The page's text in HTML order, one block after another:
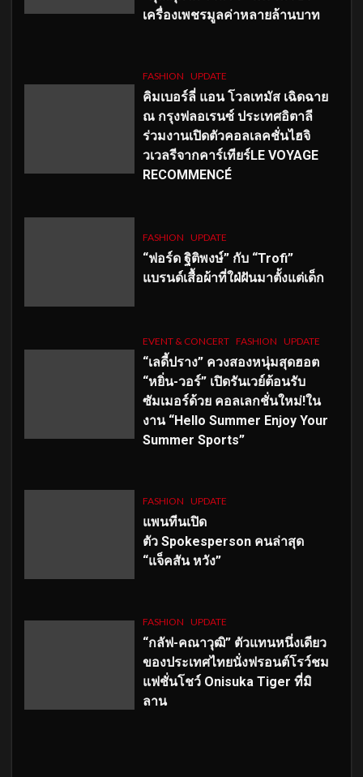
เครื่องเพชรมูลค่าหลายล้านบาท
FASHION UPDATE
คิมเบอร์ลี่ แอน โวลเทมัส เฉิดฉาย
ณ กรุงฟลอเรนซ์ ประเทศอิตาลี
ร่วมงานเปิดตัวคอลเลคชั่นไฮจิ
วเวลรีจากคาร์เทียร์LE VOYAGE
RECOMMENCÉ
FASHION UPDATE
“ฟอร์ด ฐิติพงษ์” กับ “Trofi”
แบรนด์เสื้อผ้าที่ใฝ่ฝันมาตั้งแต่เด็ก
EVENT & CONCERT FASHION UPDATE
“เลดี้ปราง” ควงสองหนุ่มสุดฮอต
“หยิ่น-วอร์” เปิดรันเวย์ต้อนรับ
ซัมเมอร์ด้วย คอลเลกชั่นใหม่!ใน
งาน “Hello Summer Enjoy Your
Summer Sports”
FASHION UPDATE
แพนทีนเปิด
ตัว Spokesperson คนล่าสุด
“แจ็คสัน หวัง”
FASHION UPDATE
“กลัฟ-คณาวุฒิ” ตัวแทนหนึ่งเดียว
ของประเทศไทยนั่งฟรอนต์โรว์ชม
แฟชั่นโชว์ Onisuka Tiger ที่มิ
ลาน